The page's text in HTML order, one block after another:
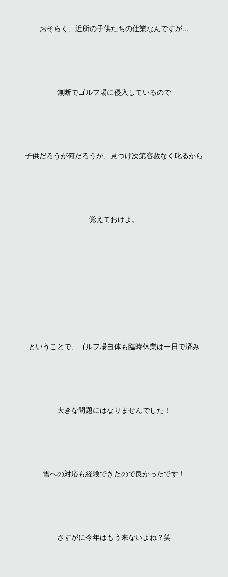
おそらく、近所の子供たちの仕業なんですが...
無断でゴルフ場に侵入しているので
子供だろうが何だろうが、見つけ次第容赦なく叱るから
覚えておけよ。
ということで、ゴルフ場自体も臨時休業は一日で済み
大きな問題にはなりませんでした！
雪への対応も経験できたので良かったです！
さすがに今年はもう来ないよね？笑